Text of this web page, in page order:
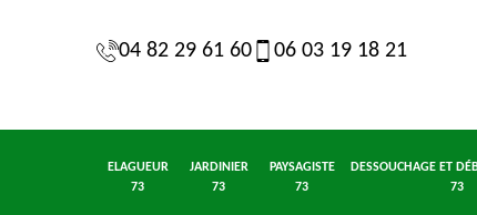
04 82 29 61 60 06 03 19 18 21
ELAGUEUR
73
JARDINIER
73
PAYSAGISTE
73
DESSOUCHAGE ET
73